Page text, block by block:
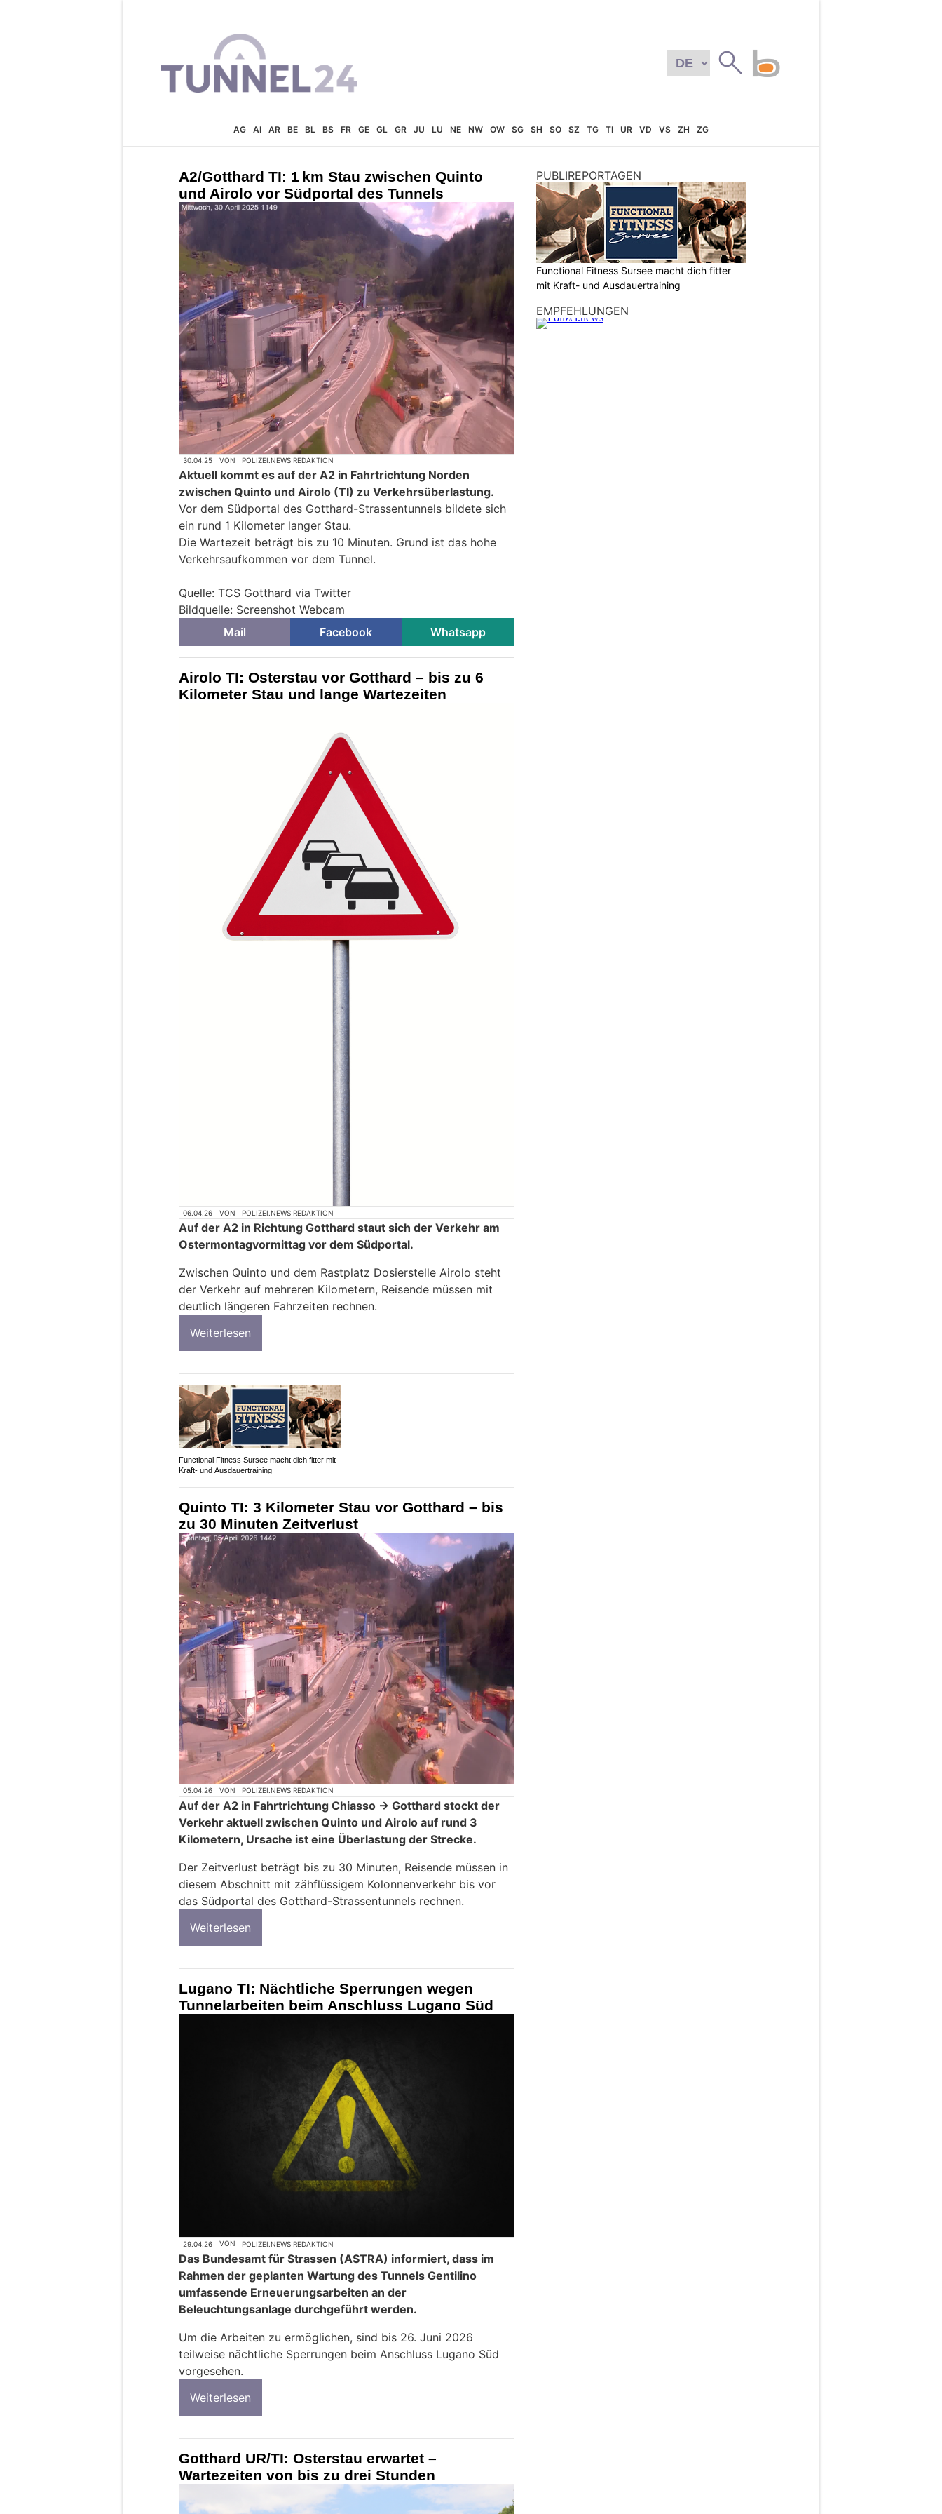
AG AI AR BE BL BS FR GE GL GR JU LU NE NW OW SG SH SO SZ TG TI UR VD VS ZH ZG
A2/Gotthard TI: 1 km Stau zwischen Quinto
und Airolo vor Südportal des Tunnels
30.04.25 VON POLIZEI.NEWS REDAKTION
Aktuell kommt es auf der A2 in Fahrtrichtung Norden
zwischen Quinto und Airolo (TI) zu Verkehrsüberlastung.
Vor dem Südportal des Gotthard-Strassentunnels bildete sich
ein rund 1 Kilometer langer Stau.
Die Wartezeit beträgt bis zu 10 Minuten. Grund ist das hohe
Verkehrsaufkommen vor dem Tunnel.
Quelle: TCS Gotthard via Twitter
Bildquelle: Screenshot Webcam
Mail
Facebook Whatsapp
Airolo TI: Osterstau vor Gotthard – bis zu 6
Kilometer Stau und lange Wartezeiten
06.04.26 VON POLIZEI.NEWS REDAKTION
Auf der A2 in Richtung Gotthard staut sich der Verkehr am
Ostermontagvormittag vor dem Südportal.
Zwischen Quinto und dem Rastplatz Dosierstelle Airolo steht
der Verkehr auf mehreren Kilometern, Reisende müssen mit
deutlich längeren Fahrzeiten rechnen.
Weiterlesen
Functional Fitness Sursee macht dich fitter mit
Kraft- und Ausdauertraining
Quinto TI: 3 Kilometer Stau vor Gotthard – bis
zu 30 Minuten Zeitverlust
05.04.26 VON POLIZEI.NEWS REDAKTION
Auf der A2 in Fahrtrichtung Chiasso → Gotthard stockt der
Verkehr aktuell zwischen Quinto und Airolo auf rund 3
Kilometern, Ursache ist eine Überlastung der Strecke.
Der Zeitverlust beträgt bis zu 30 Minuten, Reisende müssen in
diesem Abschnitt mit zähflüssigem Kolonnenverkehr bis vor
das Südportal des Gotthard-Strassentunnels rechnen.
Weiterlesen
Lugano TI: Nächtliche Sperrungen wegen
Tunnelarbeiten beim Anschluss Lugano Süd
29.04.26 VON POLIZEI.NEWS REDAKTION
Das Bundesamt für Strassen (ASTRA) informiert, dass im
Rahmen der geplanten Wartung des Tunnels Gentilino
umfassende Erneuerungsarbeiten an der
Beleuchtungsanlage durchgeführt werden.
Um die Arbeiten zu ermöglichen, sind bis 26. Juni 2026
teilweise nächtliche Sperrungen beim Anschluss Lugano Süd
vorgesehen.
Weiterlesen
Gotthard UR/TI: Osterstau erwartet –
Wartezeiten von bis zu drei Stunden
PUBLIREPORTAGEN
Functional Fitness Sursee macht dich fitter
mit Kraft- und Ausdauertraining
EMPFEHLUNGEN